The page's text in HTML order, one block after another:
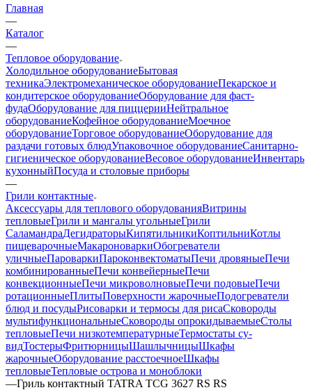
Главная
—
Каталог
—
Тепловое оборудование
Холодильное оборудованиеБытовая
техникаЭлектромеханическое оборудованиеПекарское и
кондитерское оборудованиеОборудование для фаст-
фудаОборудование для пиццерииНейтральное
оборудованиеКофейное оборудованиеМоечное
оборудованиеТорговое оборудованиеОборудование для
раздачи готовых блюдУпаковочное оборудованиеСанитарно-
гигиеническое оборудованиеВесовое оборудованиеИнвентарь
кухонныйПосуда и столовые приборы
—
Грили контактные
Аксессуары для теплового оборудованияВитрины
тепловыеГрили и мангалы угольныеГрили
СаламандраДегидраторыКипятильникиКоптильниКотлы
пищеварочныеМакароноваркиОбогреватели
уличныеПароваркиПароконвектоматыПечи дровяныеПечи
комбинированныеПечи конвейерныеПечи
конвекционныеПечи микроволновыеПечи подовыеПечи
ротационныеПлитыПоверхности жарочныеПодогреватели
блюд и посудыРисоварки и термосы для рисаСковороды
мультифункциональныеСковороды опрокидываемыеСтолы
тепловыеПечи низкотемпературныеТермостаты су-
видТостерыФритюрницыШашлычницыШкафы
жарочныеОборудование расстоечноеШкафы
тепловыеТепловые острова и моноблоки
—Гриль контактный TATRA TCG 3627 RS RS